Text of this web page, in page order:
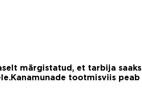
märgistatud, et tarbija saaks
tootmisviis peab